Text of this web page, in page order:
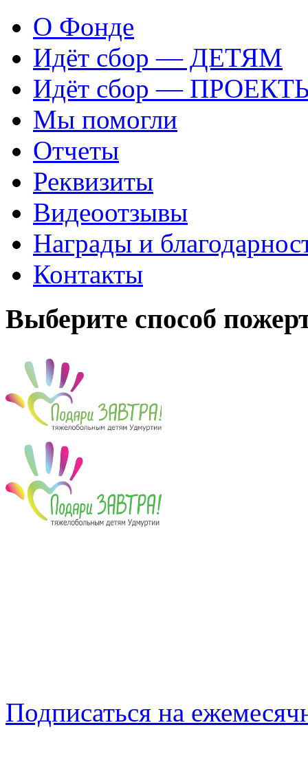
О Фонде
Идёт сбор — ДЕТЯМ
Идёт сбор —
Мы помогли
Отчеты
Реквизиты
Видеоотзывы
Награды и
Контакты
Выберите способ
Подписаться на